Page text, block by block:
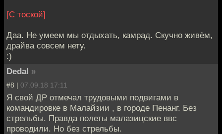
[С тоской]
Даа. Не умеем мы отдыхать, камрад. Скучно живём,
драйва совсем нету.
:)
Dedal »
#8 | 07.09.18 17:11
Я свой ДР отмечал трудовыми подвигами в
командировке в Малайзии , в городе Пенанг. Без
стрельбы. Правда полеты малазицские ввс
проводили. Но без стрельбы.